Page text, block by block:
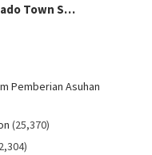
Town S…
Pemberian Asuhan
(25,370)